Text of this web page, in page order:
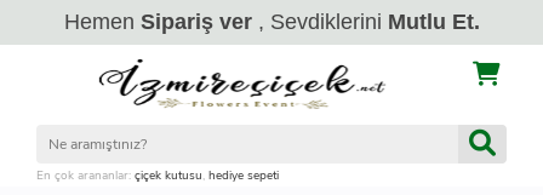
Hemen Sipariş ver, Sevdiklerini Mutlu Et.
En çok arananlar: çiçek kutusu, hediye sepeti